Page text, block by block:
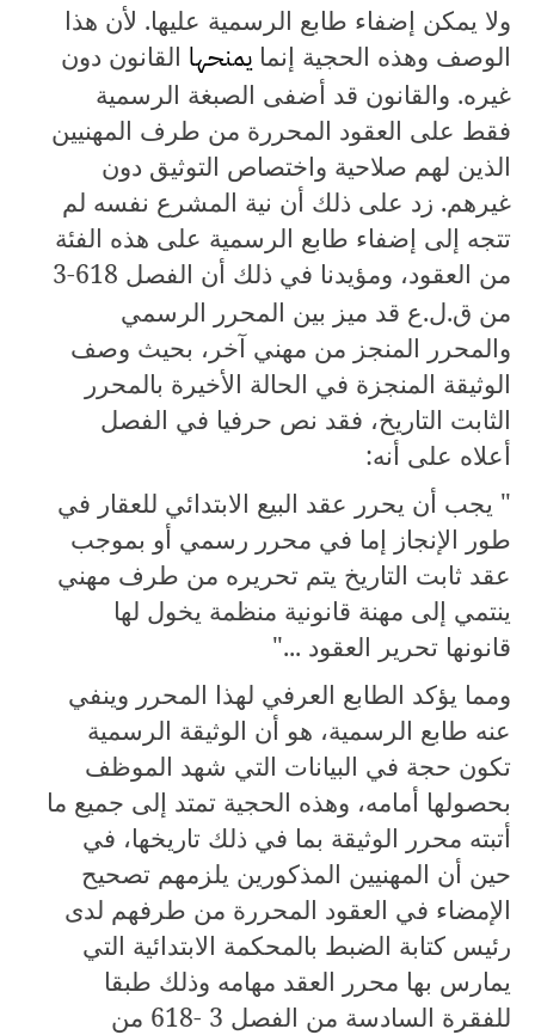
ولا يمكن إضفاء طابع الرسمية عليها. لأن هذا
الوصف وهذه الحجية إنما يمنحهاالقانون دون
غيره. والقانون قد أضفى الصبغة الرسمية
فقط على العقود المحررة من طرف المهنيين
الذين لهم صلاحية واختصاص التوثيق دون
غيرهم. زد على ذلك أن نية المشرع نفسه لم
تتجه إلى إضفاء طابع الرسمية على هذه الفئة
من العقود، ومؤيدنا في ذلك أن الفصل 3-618
من ق.ل.ع قد ميز بين المحرر الرسمي
والمحرر المنجز من مهني آخر، بحيث وصف
الوثيقة المنجزة في الحالة الأخيرة بالمحرر
الثابت التاريخ، فقد نص حرفيا في الفصل
أعلاه على أنه:
" يجب أن يحرر عقد البيع الابتدائي للعقار في
طور الإنجاز إما في محرر رسمي أو بموجب
عقد ثابت التاريخ يتم تحريره من طرف مهني
ينتمي إلى مهنة قانونية منظمة يخول لها
قانونها تحرير العقود ..."
ومما يؤكد الطابع العرفي لهذا المحرر وينفي
عنه طابع الرسمية، هو أن الوثيقة الرسمية
تكون حجة في البيانات التي شهد الموظف
بحصولها أمامه، وهذه الحجية تمتد إلى جميع ما
أتبته محرر الوثيقة بما في ذلك تاريخها، في
حين أن المهنيين المذكورين يلزمهم تصحيح
الإمضاء في العقود المحررة من طرفهم لدى
رئيس كتابة الضبط بالمحكمة الابتدائية التي
يمارس بها محرر العقد مهامه وذلك طبقا
للفقرة السادسة من الفصل 3
-
618من